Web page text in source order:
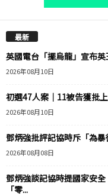
最新
英國電台「擺烏龍」宣布
2026年08月10日
初選47人案｜11被告獲批
2026年08月10日
鄧炳強批評記協時斥「為
2026年08月08日
鄧炳強談記協時提國家安
「零...